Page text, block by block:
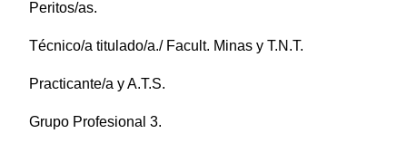
Peritos/as.
Técnico/a titulado/a./ Facult. Minas y T.N.T.
Practicante/a y A.T.S.
Grupo Profesional 3.